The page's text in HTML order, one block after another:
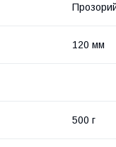
120 мм
500 г